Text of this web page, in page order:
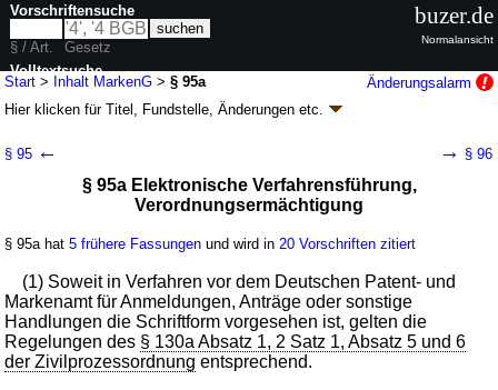
Start > Inhalt MarkenG >§ 95a
Änderungsalarm
Hier klicken fürTitel, Fundstelle, Änderungen etc.
geändert durchArtikel 14G. v. 20.05.2026BGBl. 2026 I Nr. 152
Geltung ab 01.01.1995; FNA: 423-5-2Warenzeichenrecht
wird in 232 Vorschriften zitiert
Teil 3 Verfahren in Markenangelegenheiten
Abschnitt 7 Gemeinsame Vorschriften
§ 95 ← → § 96
§ 95a Elektronische Verfahrensführung,
Verordnungsermächtigung
§ 95a hat5 frühere Fassungen und wird in 20 Vorschriften zitiert
(1) Soweit in Verfahren vor dem Deutschen Patent- und
Markenamt für Anmeldungen, Anträge oder sonstige
Handlungen die Schriftform vorgesehen ist, gelten die
Regelungen des § 130a Absatz 1, 2 Satz 1, Absatz 5 und 6
der Zivilprozessordnung entsprechend.
Vorschriftensuche
§ / Art.
Gesetz
Volltextsuche
nur in MarkenG
buzer.de
Normalansicht